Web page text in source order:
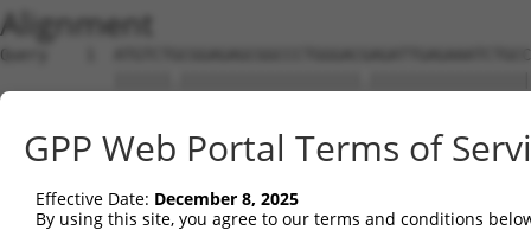
Alignment
Query    1  ATGTCTGCGGAGAGCGGCCCTGGGACGAGATTGAGAAATCTGCCAGTAATGGGGGATGGACTAGAAACTTCCCA  74
            ||||||.|||||||||||||||||||.|||||||||||||||||||||||||||||||||||||||||.|||||
Sbjct    1  ATGTCTACGGAGAGCGGCCCTGGGACAAGATTGAGAAATCTGCCAGTAATGGGGGATGGACTAGAAACCTCCCA  74

Query   75  AATGTCTACAACACAGGCCCAGGCCCAACCCCAGCCAGCCAACGCAGCCAGCACCAACCCCCCGCCCCCAGAGA  148
            ||||||||||||.||||||||||||||||||||||||||.||.||||||||||||||.||.||.||||||||||
Sbjct   75  AATGTCTACAACGCAGGCCCAGGCCCAACCCCAGCCAGCAAATGCAGCCAGCACCAATCCTCCACCCCCAGAGA  148

Query  149  CCTCCAACCCTAACAAGCCCAAGAGGCAGACCAACCAACTGCAATACCTGCTCAGAGTGGTGCTCAAGACACTA  222
            |||||||||||||||||||||||||.|||||.||||||||||||||.|||||||||||||||||||||||||||
Sbjct  149  CCTCCAACCCTAACAAGCCCAAGAGACAGACAAACCAACTGCAATATCTGCTCAGAGTGGTGCTCAAGACACTA  222

Query  223  TGGAAACACCAGTTTGCATGGCCTTTCCAGCAGCCTGTGGATGCCGTCAAGCTGAACCTCCCTGATTACTATAA  296
            |||||||||||||||||.|||||||||||||||||.||||||||||||||||||||||||||||||||||||||
Sbjct  223  TGGAAACACCAGTTTGCGTGGCCTTTCCAGCAGCCCGTGGATGCCGTCAAGCTGAACCTCCCTGATTACTATAA  296

Query  297  GATCATTAAAACGCCTATGGATATGGGAACAATAAAGAAGCGCTTGGAAAACAACTATTACTGGAATGCTCAGG  370
            |||.||||||||.||.||||||||||||||||||||||||||||||||||||||||||||||||||||||||||
Sbjct  297  GATTATTAAAACACCCATGGATATGGGAACAATAAAGAAGCGCTTGGAAAACAACTATTACTGGAATGCTCAGG  370

Query  371  AATGTATCCAGGACTTCAACACTATGTTTACAAATTGTTACATCTACAACAAGCCTGGAGATGACATAGTCTTA  444
            ||||||||||||||||||||||||||||||||||||||||||||||.||||||||||||||||||||.||||||
Sbjct  371  AATGTATCCAGGACTTCAACACTATGTTTACAAATTGTTACATCTATAACAAGCCTGGAGATGACATCGTCTTA  444

Query  445  ATGGCAGAAGCTCTGGAAAAGCTCTTCTTGCAAAAAATAAATGAGCTACCCACAGAAGAAACCGAGATCATGAT  518
            |||||||||||||||||.||||||||||||||||||||.|||||.||.||.|||||||||||.|||||||||||
Sbjct  445  ATGGCAGAAGCTCTGGAGAAGCTCTTCTTGCAAAAAATCAATGAACTGCCTACAGAAGAAACTGAGATCATGAT  518

Query  519  AGTCCAGGCAAAAGGAAGAGGACGTGGGAGGAAAGAAACAG---GGACAGCAAAACCTGGCGTTTCCACGGTAC  589
            ||||||||||||||||||||||||.||||||||||||||||   ||.|||||||.|||||.||.||||||||||
Sbjct  519  AGTCCAGGCAAAAGGAAGAGGACGAGGGAGGAAAGAAACAGGTAGGGCAGCAAAGCCTGGTGTATCCACGGTAC  592

Query  590  CAAACACAACTCAAGCATCGACTCCTCCGCAGACCCAGACCCCTCAGCCGAA---TCCTCCTCCTGTGCAGGCC  660
            |||||||||||||||||||.|||.||||||||||||||||.|||||||.|||   ||||||.||||||||||||
Sbjct  593  CAAACACAACTCAAGCATCAACTTCTCCGCAGACCCAGACGCCTCAGCAGAACCCTCCTCCACCTGTGCAGGCC  666

Query  661  ACGCCTCACCCCTTCCCTGCCGTCACCCCGGACCTCATCGTCCAGACCCCTGTCATGACAGTGGTGCCTCCCCA  734
            ||..||||||||||.|||||.||||||||.||||||||.|.||||.|.||||||||||||.|||||||.||.||
Sbjct  667  ACAACTCACCCCTTTCCTGCTGTCACCCCAGACCTCATTGCCCAGCCTCCTGTCATGACAATGGTGCCCCCTCA  740

Query  735  GCCACTGCAGACGCCCCCGCCAGTGCCCCCCCAGCCACAACCCCCACCCGCTCCAGCTCCCCAGCCCGTACAGA  808
            ||||||.|||||.||..|.||.||.|||||||||||||.|||||||||.|||||||.|||.|||||.||.||||
Sbjct  741  GCCACTTCAGACTCCTTCACCGGTACCCCCCCAGCCACCACCCCCACCTGCTCCAGTTCCACAGCCTGTGCAGA  814

Query  809  GCCACCCACCCATCATCGCGGCCACCCCACAGCCTGTGAAGACAAAGAAGGGAGTGAAGAGGAAAGCAGACACC  882
            |.|||||.||||||||.|||.|||||||.||||||||||||||||||||.||.|||||||||||||||||.|||
Sbjct  815  GTCACCCGCCCATCATTGCGACCACCCCCCAGCCTGTGAAGACAAAGAAAGGGGTGAAGAGGAAAGCAGATACC  888

Query  883  ACCACCCCCACCACCATTGACCCCATTCACGAGCCACCCTCGCTGCCCCCGGAGCCCAAGACCACCAAGCTGGG  956
            ||||||||.||||||||.|||||||||||.|||||||||||.|||.||||.||||||||||||.||||||||||
Sbjct  889  ACCACCCCTACCACCATCGACCCCATTCATGAGCCACCCTCACTGGCCCCAGAGCCCAAGACCGCCAAGCTGGG  962

Query  957  CCAGCGGCGGGAGAGCAGCCGGCCTGTGAAACCTCCAAAGAAGGACGTGCCCGACTCTCAGCAGCACCCAGCAC  1030
            .|..|||||||||||||||.|.||||||||.||||||||||||||.||.||.|||||.|||||||||||||..|
Sbjct  963  TCCTCGGCGGGAGAGCAGCAGACCTGTGAAGCCTCCAAAGAAGGATGTACCGGACTCACAGCAGCACCCAGGGC  1036

Query 1031  CAGAGAAGAGCAGCAAGGTCTCGGAGCAGCTCAAGTGCTGCAGCGGCATCCTCAAGGAGATGTTTGCCAAGAAG  1104
            |||||||||||||||||.||||.||||||||.|||||||||||.|||||||||||||||||||||||||||||.
Sbjct 1037  CAGAGAAGAGCAGCAAGATCTCTGAGCAGCTAAAGTGCTGCAGTGGCATCCTCAAGGAGATGTTTGCCAAGAAA  1110

Query 1105  CACGCCGCCTACGCCTGGCCCTTCTACAAGCCTGTGGACGTGGAGGCACTGGGCCTACACGACTACTGTGACAT  1178
            ||.||.|||||.||||||||.|||||||||||||||||.||||||||||||||.||.|||||||||||||||||
Sbjct 1111  CATGCTGCCTATGCCTGGCCTTTCTACAAGCCTGTGGATGTGGAGGCACTGGGTCTGCACGACTACTGTGACAT  1184

Query 1179  CATCAAGCACCCCATGGACATGAGCACAATCAAGTCTAAACTGGAGGCCCGTGAGTACCGTGATGCTCAGGAGT  1252
            ||||||.||.||||||||||||||||||||||||||||||||.|||.||||.||||||.|.|||||.|||||.|
Sbjct 1185  CATCAAACATCCCATGGACATGAGCACAATCAAGTCTAAACTAGAGTCCCGAGAGTACAGAGATGCCCAGGAAT  1258

Query 1253  TTGGTGCTGACGTCCGATTGATGTTCTCCAACTGCTATAAGTACAACCCTCCTGACCATGAGGTGGTGGCCATG  1326
            ||||||||||.||||||||||||||||||||||||||.|||||||||||.|||||||||||.|||||.||||||
Sbjct 1259  TTGGTGCTGATGTCCGATTGATGTTCTCCAACTGCTACAAGTACAACCCCCCTGACCATGAAGTGGTAGCCATG  1332

Query 1327  GCCCGCAAGCTCCAGGATGTGTTCGAAATGCGCTTTGCCAAGATGCCGGACGAGCCTGAGGAGCCAGTGGTGGC  1400
            ||.||.||.||||||||||||||.|||||||||||||||||||||||.||.||||||||.||||||||.||..|
Sbjct 1333  GCTCGAAAACTCCAGGATGTGTTTGAAATGCGCTTTGCCAAGATGCCTGATGAGCCTGAAGAGCCAGTTGTTAC  1406

Query 1401  CGTGTCCTCCCCGGCAGTGCCCCCTCCCACCAAGGTTGTGGCCCCGCCCTCATCCAGCGACAGCAGCAGCGATA  1474
            .||||||||.||.||||||||.||.||.||.|||||.||.|||||.||||||||.||.||||||||||||||.|
Sbjct 1407  AGTGTCCTCTCCTGCAGTGCCACCCCCTACAAAGGTGGTAGCCCCACCCTCATCTAGTGACAGCAGCAGCGACA  1480

Query 1475  GCTCCTCGGACAGTGACAGTTCGACTGATGACTCTGAGGAGGAGCGAGCCCAGCGGCTGGCTGAGCTCCAGGAG  1548
            |.||.||.|||||.||||||||.|||||.|||||||||||.|||||||||||||||||||||||.||||||||.
Sbjct 1481  GTTCTTCCGACAGCGACAGTTCCACTGACGACTCTGAGGAAGAGCGAGCCCAGCGGCTGGCTGAACTCCAGGAA  1554

Query 1549  CAGCTCAAAGCCGTGCACGAGCAGCTTGCAGCCCTCTCTCAGCCCCAGCAGAACAAACCAAAGAAAAAGGAGAA  1622
            ||||||||.||||||||.||||||||||||||||||||.|||||||||||||||||||||||||||||||||||
Sbjct 1555
GPP Web Portal Terms of
Effective Date: December 8, 2025
By using this site, you agree to our terms and conditions